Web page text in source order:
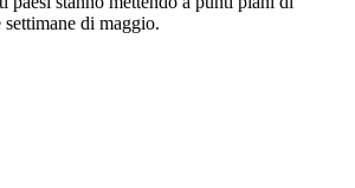
di maggio.